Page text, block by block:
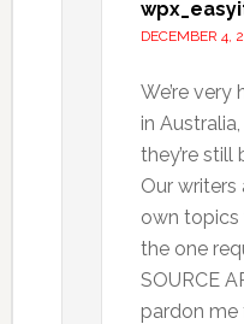
DECEMBER 4,
We’re
in
they’re still
Our
own topics
the one
SOURCE
pardon me